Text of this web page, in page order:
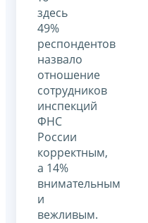
здесь
49%
респондентов
назвало
отношение
сотрудников
инспекций
ФНС
России
корректным,
а 14%
внимательным
и
вежливым.